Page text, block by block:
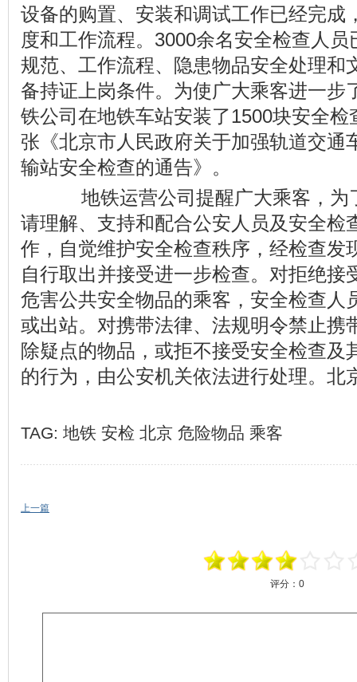
设备的购置、安装和调试工作已经完成
度和工作流程。3000余名安全检查人
规范、工作流程、隐患物品安全处理和
备持证上岗条件。为使广大乘客进一步
铁公司在地铁车站安装了1500块安全
张《北京市人民政府关于加强轨道交通
输站安全检查的通告》。
地铁运营公司提醒广大乘客，为
请理解、支持和配合公安人员及安全检
作，自觉维护安全检查秩序，经检查发
自行取出并接受进一步检查。对拒绝接
危害公共安全物品的乘客，安全检查人
或出站。对携带法律、法规明令禁止携
除疑点的物品，或拒不接受安全检查及
的行为，由公安机关依法进行处理。北
TAG: 地铁 安检 北京 危险物品 乘客
上一篇
评分： 0